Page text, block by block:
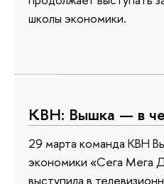
школы экономики.
КВН: Вышка — в
29 марта команда КВН
экономики «Сега Мега
выступила в